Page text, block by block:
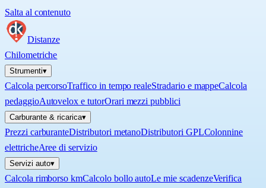
Salta al contenuto
Distanze
Chilometriche
Strumenti▾
Calcola percorsoTraffico in tempo realeStradario e mappeCalcola
pedaggioAutovelox e tutorOrari mezzi pubblici
Carburante & ricarica▾
Prezzi carburanteDistributori metanoDistributori GPLColonnine
elettricheAree di servizio
Servizi auto▾
Calcola rimborso kmCalcolo bollo autoLe mie scadenzeVerifica